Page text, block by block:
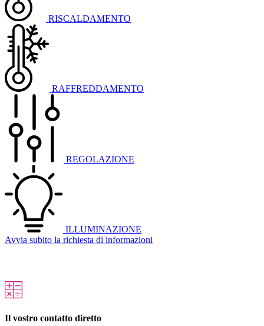
RISCALDAMENTO
RAFFREDDAMENTO
REGOLAZIONE
ILLUMINAZIONE
Avvia subito la richiesta di informazioni
Il vostro contatto diretto